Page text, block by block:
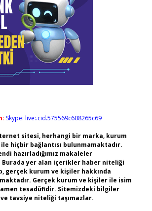
Skype: live:.cid.575569c608265c69
sitesi, herhangi bir marka, kurum
hiçbir bağlantısı bulunmamaktadır.
hazırladığımız makaleler
Burada yer alan içerikler haber niteliği
gerçek kurum ve kişiler hakkında
Gerçek kurum ve kişiler ile isim
tesadüfidir. Sitemizdeki bilgiler
tavsiye niteliği taşımazlar.